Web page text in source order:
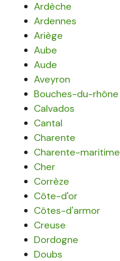
Ardèche
Ardennes
Ariège
Aube
Aude
Aveyron
Bouches-du-rhône
Calvados
Cantal
Charente
Charente-maritime
Cher
Corrèze
Côte-d'or
Côtes-d'armor
Creuse
Dordogne
Doubs